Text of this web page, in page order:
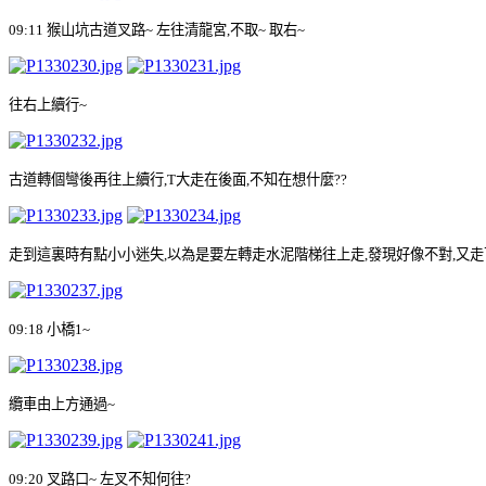
09:11 猴山坑古道叉路~ 左往清龍宮 不取~ 取右~
往右上續行~
古道轉個彎後再往上續行 ,T大走在後面 不知在想什麼??
走到這裏時有點小小迷失 以為是要左轉走水泥階梯往上走 發現好像不對 又
09:18 小橋1~
纜車由上方通過~
09:20 叉路口~ 左叉不知何往?